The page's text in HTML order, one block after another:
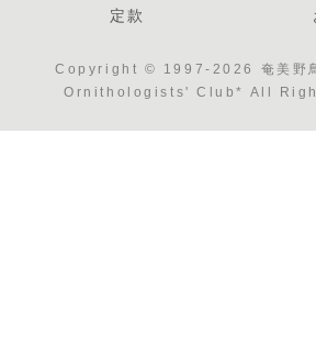
定款
Copyright © 1997-2026 奄美野
Ornithologists' Club* All